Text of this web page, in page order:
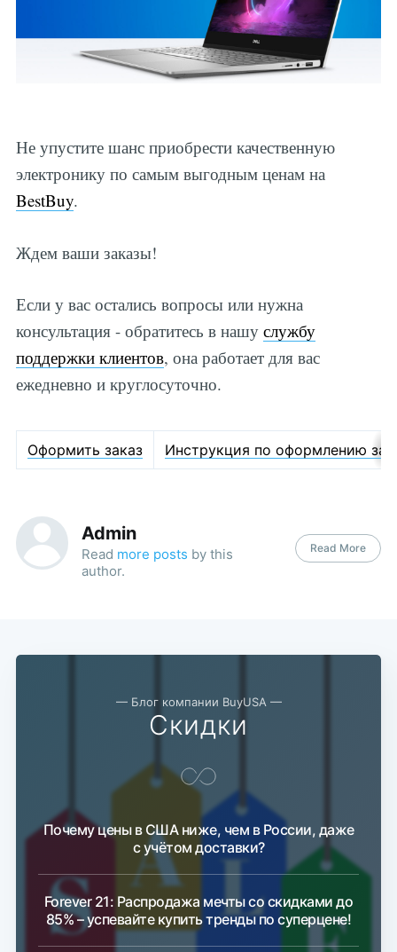
Не упустите шанс приобрести качественную
электронику по самым выгодным ценам на
BestBuy.
Ждем ваши заказы!
Если у вас остались вопросы или нужна
консультация - обратитесь в нашу службу
поддержки клиентов, она работает для вас
ежедневно и круглосуточно.
Оформить заказ Инструкция по оформлению
Admin
Read more posts by this
author.
Read More
— Блог компании BuyUSA —
Скидки
Почему цены в США ниже, чем в России, даже
с учётом доставки?
Forever 21: Распродажа мечты со скидками до
85% – успевайте купить тренды по суперцене!